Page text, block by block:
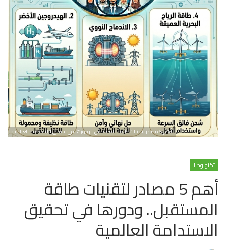
أهم 5 مصادر لتقنيات طاقة المستقبل.. ودورها في تحقيق الاستدامة العالمية
تكنولوجيا
أهم 5 مصادر لتقنيات طاقة
المستقبل.. ودورها في تحقيق
الاستدامة العالمية